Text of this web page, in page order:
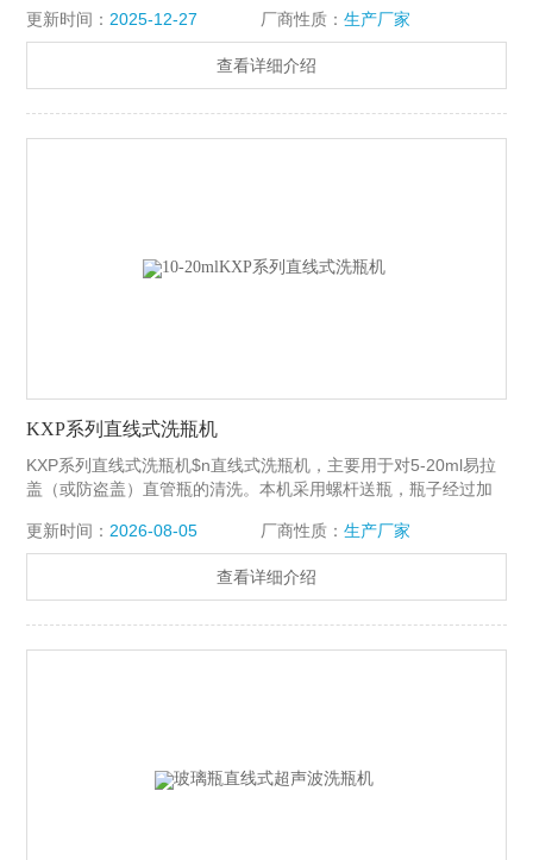
压缩空气吹去遗留水珠。
更新时间： 2025-12-27 厂商性质： 生产厂家
查看详细介绍
KXP系列直线式洗瓶机
KXP系列直线式洗瓶机$n直线式洗瓶机，主要用于对5-20ml易拉
盖（或防盗盖）直管瓶的清洗。本机采用螺杆送瓶，瓶子经过加
再由净化压缩空气吹去遗留水珠。
更新时间： 2026-08-05 厂商性质： 生产厂家
查看详细介绍